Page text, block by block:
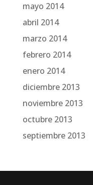
mayo 2014
abril 2014
marzo 2014
febrero 2014
enero 2014
diciembre 2013
noviembre 2013
octubre 2013
septiembre 2013